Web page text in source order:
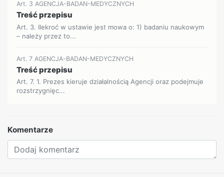
Art. 3 AGENCJA-BADAN-MEDYCZNYCH
Treść przepisu
Art. 3. Ilekroć w ustawie jest mowa o: 1) badaniu naukowym
– należy przez to...
Art. 7 AGENCJA-BADAN-MEDYCZNYCH
Treść przepisu
Art. 7. 1. Prezes kieruje działalnością Agencji oraz podejmuje
rozstrzygnięc...
Komentarze